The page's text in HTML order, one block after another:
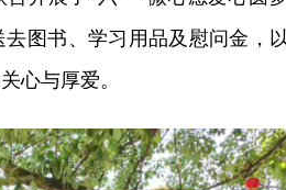
图书、学习用品及慰问金，
心与厚爱。